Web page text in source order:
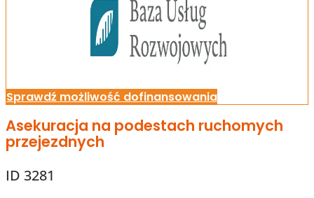
Sprawdź możliwość dofinansowania
Asekuracja na podestach ruchomych
przejezdnych
ID 3281